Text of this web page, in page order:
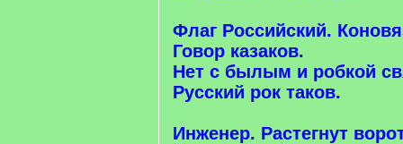
Флаг Российский.
Говор казаков.
Нет с былым и робкой
Русский рок таков.
Инженер. Растегнут